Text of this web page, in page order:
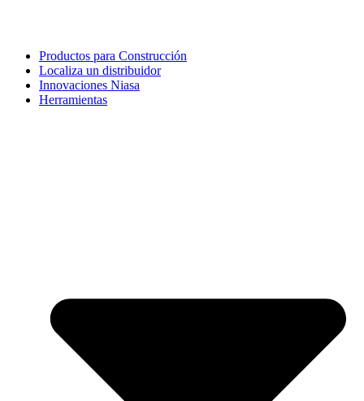
Productos para Construcción
Localiza un distribuidor
Innovaciones Niasa
Herramientas